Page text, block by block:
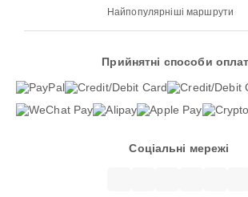
Найпопулярніші маршрути
Прийнятні способи
Соціальні мережі